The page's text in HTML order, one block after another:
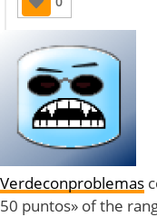
Verdeconproblemas
50 puntos» of the